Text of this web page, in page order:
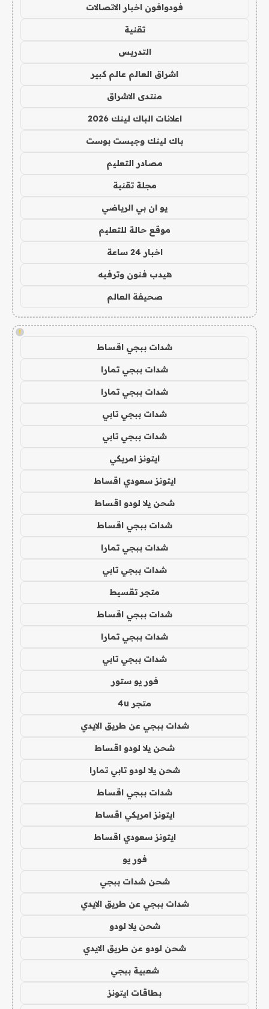
فودوافون اخبار الاتصالات
تقنية
التدريس
اشراق العالم عالم كبير
منتدى الاشراق
اعلانات الباك لينك 2026
باك لينك وجيست بوست
مصادر التعليم
مجلة تقنية
يو ان بي الرياضي
موقع حالة للتعليم
اخبار 24 ساعة
هيدب فنون وترفيه
صحيفة العالم
!
شدات ببجي اقساط
شدات ببجي تمارا
شدات ببجي تمارا
شدات ببجي تابي
شدات ببجي تابي
ايتونز امريكي
ايتونز سعودي اقساط
شحن يلا لودو اقساط
شدات ببجي اقساط
شدات ببجي تمارا
شدات ببجي تابي
متجر تقسيط
شدات ببجي اقساط
شدات ببجي تمارا
شدات ببجي تابي
فور يو ستور
متجر 4u
شدات ببجي عن طريق الايدي
شحن يلا لودو اقساط
شحن يلا لودو تابي تمارا
شدات ببجي اقساط
ايتونز امريكي اقساط
ايتونز سعودي اقساط
فور يو
شحن شدات ببجي
شدات ببجي عن طريق الايدي
شحن يلا لودو
شحن لودو عن طريق الايدي
شعبية ببجي
بطاقات ايتونز